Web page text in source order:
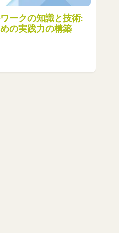
ークの知識と技術:
の実践力の構築